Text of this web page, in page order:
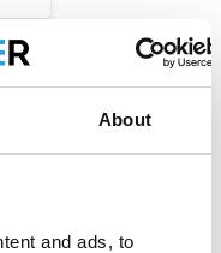
About
and ads, to
of afhalen in